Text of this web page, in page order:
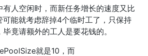
有人空闲时，而新任务增长的速度又比
可能就考虑辞掉4个临时工了，只保持
竟请额外的工人是要花钱的。
就是10，而